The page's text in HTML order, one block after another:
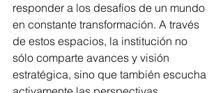
responder a los desafíos de un mundo
en constante transformación. A través
de estos espacios, la institución no
sólo comparte avances y visión
estratégica, sino que también escucha